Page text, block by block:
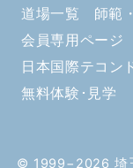
道場一覧
師範
会員専用ページ
日本国際テコン
無料体験･見学
© 1999−2026 埼